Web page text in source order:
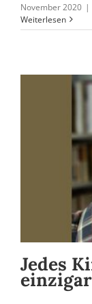
November 2020 |
Weiterlesen
Jedes